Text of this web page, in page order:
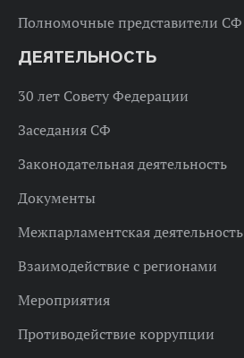
Полномочные представители СФ
ДЕЯТЕЛЬНОСТЬ
30 лет Совету Федерации
Заседания СФ
Законодательная деятельность
Документы
Межпарламентская деятельность
Взаимодействие с регионами
Мероприятия
Противодействие коррупции